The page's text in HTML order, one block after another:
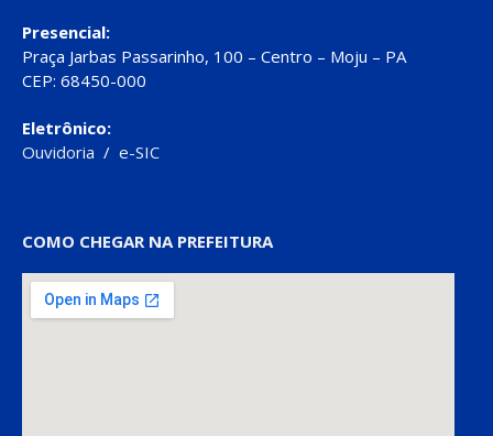
Presencial:
Praça Jarbas Passarinho, 100 – Centro – Moju – PA
CEP: 68450-000
Eletrônico:
Ouvidoria / e-SIC
COMO CHEGAR NA PREFEITURA